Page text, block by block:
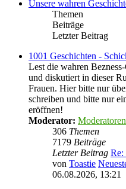
Unsere wahren
Themen
Beiträge
Letzter Beitrag
1001 Geschichten -
Lest die wahren
und diskutiert in dieser
Frauen. Hier bitte nur
schreiben und bitte nur
eröffnen!
Moderator: Moderatoren
306 Themen
7179 Beiträge
Letzter Beitrag Re:
von Toastie
06.08.2026, 13:21